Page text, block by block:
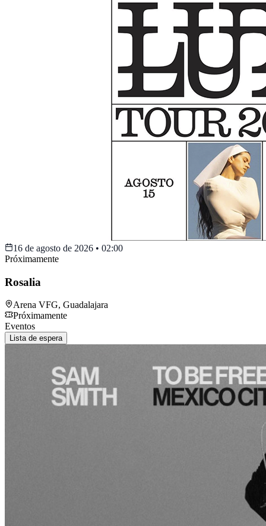
16 de agosto de 2026 • 02:00
Próximamente
Rosalia
Arena VFG, Guadalajara
Próximamente
Eventos
Lista de espera